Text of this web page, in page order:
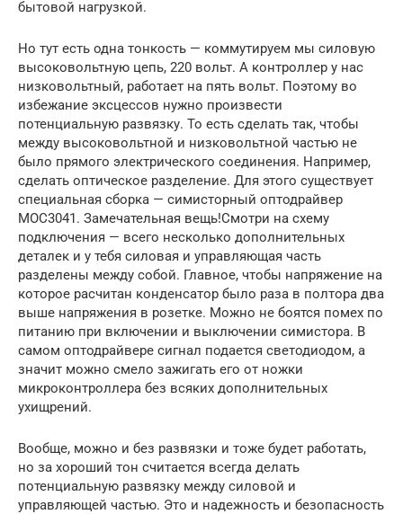
бытовой нагрузкой.
Но тут есть одна тонкость — коммутируем мы силовую
высоковольтную цепь, 220 вольт. А контроллер у нас
низковольтный, работает на пять вольт. Поэтому во
избежание эксцессов нужно произвести
потенциальную развязку. То есть сделать так, чтобы
между высоковольтной и низковольтной частью не
было прямого электрического соединения. Например,
сделать оптическое разделение. Для этого существует
специальная сборка — симисторный оптодрайвер
MOC3041. Замечательная вещь!Смотри на схему
подключения — всего несколько дополнительных
деталек и у тебя силовая и управляющая часть
разделены между собой. Главное, чтобы напряжение на
которое расчитан конденсатор было раза в полтора два
выше напряжения в розетке. Можно не боятся помех по
питанию при включении и выключении симистора. В
самом оптодрайвере сигнал подается светодиодом, а
значит можно смело зажигать его от ножки
микроконтроллера без всяких дополнительных
ухищрений.
Вообще, можно и без развязки и тоже будет работать,
но за хороший тон считается всегда делать
потенциальную развязку между силовой и
управляющей частью. Это и надежность и безопасность